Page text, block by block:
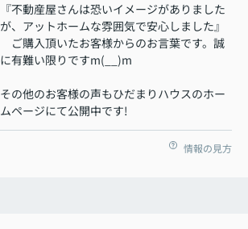
『不動産屋さんは恐いイメージがありました
が、アットホームな雰囲気で安心しました』
ご購入頂いたお客様からのお言葉です。誠
に有難い限りですm(__)m
その他のお客様の声もひだまりハウスのホー
ムページにて公開中です!
情報の見方